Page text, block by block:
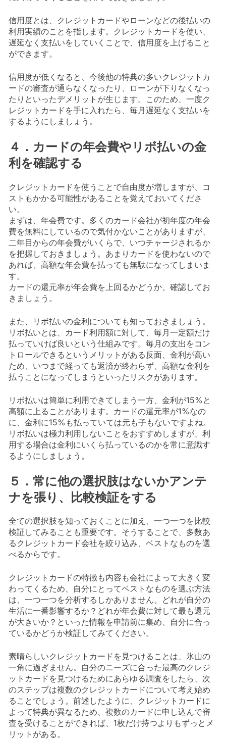
信用度とは、クレジットカードやローンなどの後払いの
利用実績のことを指します。クレジットカードを使い、
遅延なく支払いをしていくことで、信用度を上げること
ができます。
信用度が低くなると、今後他の特典の多いクレジットカ
ードの審査が通らなくなったり、ローンが下りなくなっ
たりといったデメリットが生じます。このため、一度ク
レジットカードを手に入れたら、毎月遅延なく支払いを
するようにしましょう。
４．カードの年会費やリボ払いの金
利を確認する
クレジットカードを使うことで自由度が増しますが、コ
ストもかかる可能性があることを覚えておいてくださ
い。
まずは、年会費です。多くのカード会社が初年度の年会
費を無料にしているので気付かないことがありますが、
二年目からの年会費がいくらで、いつチャージされるか
を把握しておきましょう。あまりカードを使わないので
あれば、高額な年会費を払っても無駄になってしまいま
す。
カードの還元率が年会費を上回るかどうか、確認してお
きましょう。
また、リボ払いの金利についても知っておきましょう。
リボ払いとは、カード利用額に対して、毎月一定額だけ
払っていけば良いという仕組みです。毎月の支出をコン
トロールできるというメリットがある反面、金利が高い
ため、いつまで経っても返済が終わらず、高額な金利を
払うことになってしまうといったリスクがあります。
リボ払いは簡単に利用できてしまう一方、金利が15%と
高額に上ることがあります。カードの還元率が1%なの
に、金利に15%も払っていては元も子もないですよね。
リボ払いは極力利用しないことをおすすめしますが、利
用する場合は金利にいくら払っているのかを常に意識す
るようにしましょう。
５．常に他の選択肢はないかアンテ
ナを張り、比較検証をする
全ての選択肢を知っておくことに加え、一つ一つを比較
検証してみることも重要です。そうすることで、多数あ
るクレジットカード会社を絞り込み、ベストなものを選
べるからです。
クレジットカードの特徴も内容も会社によって大きく変
わってくるため、自分にとってベストなものを選ぶ方法
は、一つ一つを分析するしかありません。どれが自分の
生活に一番影響するか？どれが年会費に対して最も還元
が大きいか？といった情報を申請前に集め、自分に合っ
ているかどうか検証してみてください。
素晴らしいクレジットカードを見つけることは、氷山の
一角に過ぎません。自分のニーズに合った最高のクレジ
ットカードを見つけるためにあらゆる調査をしたら、次
のステップは複数のクレジットカードについて考え始め
ることでしょう。前述したように、クレジットカードに
よって特典が異なるため、複数のカードに申し込んで審
査を受けることができれば、1枚だけ持つよりもずっとメ
リットがある。